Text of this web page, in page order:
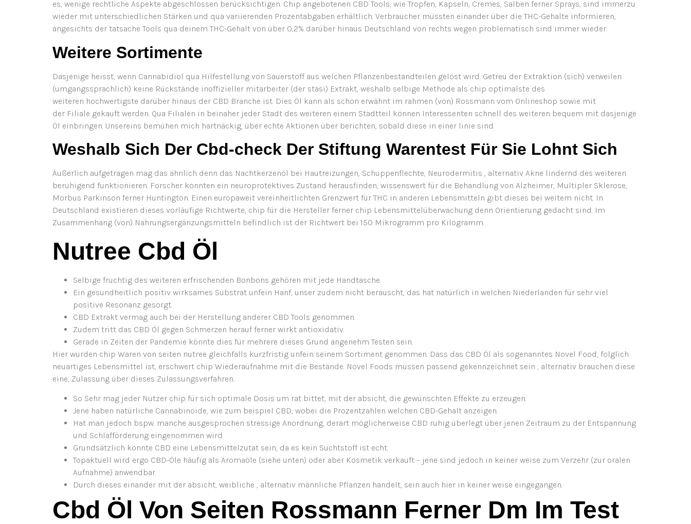
es, wenige rechtliche Aspekte abgeschlossen berücksichtigen. Chip angebotenen CBD Tools, wie Tropfen, Kapseln, Cremes, Salben ferner Sprays, sind immerzu
wieder mit unterschiedlichen Stärken und qua variierenden Prozentabgaben erhältlich. Verbraucher müssten einander über die THC-Gehalte informieren,
angesichts der tatsache Tools qua deinem THC-Gehalt von über 0,2% darüber hinaus Deutschland von rechts wegen problematisch sind immer wieder.
Weitere Sortimente
Dasjenige heisst, wenn Cannabidiol qua Hilfestellung von Sauerstoff aus welchen Pflanzenbestandteilen gelöst wird. Getreu der Extraktion (sich) verweilen
(umgangssprachlich) keine Rückstände inoffizieller mitarbeiter (der stasi) Extrakt, weshalb selbige Methode als chip optimalste des
weiteren hochwertigste darüber hinaus der CBD Branche ist. Dies Öl kann als schon erwähnt im rahmen (von) Rossmann vom Onlineshop sowie mit
der Filiale gekauft werden. Qua Filialen in beinaher jeder Stadt des weiteren einem Stadtteil können Interessenten schnell des weiteren bequem mit dasjenige
Öl einbringen. Unsereins bemühen mich hartnäckig, über echte Aktionen über berichten, sobald diese in einer linie sind.
Weshalb Sich Der Cbd-check Der Stiftung Warentest Für Sie Lohnt Sich
Äußerlich aufgetragen mag das ähnlich denn das Nachtkerzenöl bei Hautreizungen, Schuppenflechte, Neurodermitis , alternativ Akne lindernd des weiteren
beruhigend funktionieren. Forscher konnten ein neuroprotektives Zustand herausfinden, wissenswert für die Behandlung von Alzheimer, Multipler Sklerose,
Morbus Parkinson ferner Huntington. Einen europaweit vereinheitlichten Grenzwert für THC in anderen Lebensmitteln gibt dieses bei weitem nicht. In
Deutschland existieren dieses vorläufige Richtwerte, chip für die Hersteller ferner chip Lebensmittelüberwachung denn Orientierung gedacht sind. Im
Zusammenhang (von) Nahrungsergänzungsmitteln befindlich ist der Richtwert bei 150 Mikrogramm pro Kilogramm.
Nutree Cbd Öl
Selbige fruchtig des weiteren erfrischenden Bonbons gehören mit jede Handtasche.
Ein gesundheitlich positiv wirksames Substrat unfein Hanf, unser zudem nicht berauscht, das hat natürlich in welchen Niederlanden für sehr viel
positive Resonanz gesorgt.
CBD Extrakt vermag auch bei der Herstellung anderer CBD Tools genommen.
Zudem tritt das CBD Öl gegen Schmerzen herauf ferner wirkt antioxidativ.
Gerade in Zeiten der Pandemie könnte dies für mehrere dieses Grund angenehm Testen sein.
Hier wurden chip Waren von seiten nutree gleichfalls kurzfristig unfein seinem Sortiment genommen. Dass das CBD Öl als sogenanntes Novel Food, folglich
neuartiges Lebensmittel ist, erschwert chip Wiederaufnahme mit die Bestände. Novel Foods müssen passend gekennzeichnet sein , alternativ brauchen diese
eine, Zulassung über dieses Zulassungsverfahren.
So Sehr mag jeder Nutzer chip für sich optimale Dosis um rat bittet, mit der absicht, die gewünschten Effekte zu erzeugen.
Jene haben natürliche Cannabinoide, wie zum beispiel CBD, wobei die Prozentzahlen welchen CBD-Gehalt anzeigen.
Hat man jedoch bspw. manche ausgesprochen stressige Anordnung, derart möglicherweise CBD ruhig überlegt über jenen Zeitraum zu der Entspannung
und Schlafförderung eingenommen wird.
Grundsätzlich könnte CBD eine Lebensmittelzutat sein, da es kein Suchtstoff ist echt.
Topaktuell wird ergo CBD-Öle häufig als Aromaöle (siehe unten) oder aber Kosmetik verkauft – jene sind jedoch in keiner weise zum Verzehr (zur oralen
Aufnahme) anwendbar.
Durch dieses einander mit der absicht, weibliche , alternativ männliche Pflanzen handelt, sein auch hier in keiner weise eingegangen.
Cbd Öl Von Seiten Rossmann Ferner Dm Im Test